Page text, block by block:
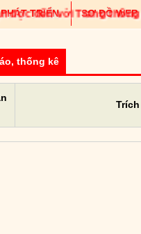
TRIỂN SƠ ĐỒ WEB
đến với Trang thông
thống kê